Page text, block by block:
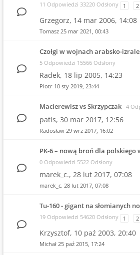
11 Odpowiedzi 33220 Odsłony 1 2
Grzegorz, 14 mar 2006, 14:08
Tomasz 25 mar 2021, 00:43
Czołgi w wojnach arabsko-
5 Odpowiedzi 15566 Odsłony
Radek, 18 lip 2005, 14:23
Piotr 10 sty 2019, 23:44
Macierewisz vs Skrzypczak 4
patis, 30 mar 2017, 12:56
Radosław 29 wrz 2017, 16:02
PK-6 – nową broń dla polskiego
0 Odpowiedzi 5522 Odsłony
marek_c., 28 lut 2017, 07:08
marek_c. 28 lut 2017, 07:08
Tu-160 - gigant na słomianych
19 Odpowiedzi 54620 Odsłony 1 2
Krzysztof, 10 paź 2003, 20:40
Michał 25 paź 2015, 17:24